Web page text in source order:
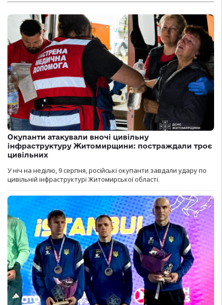
Окупанти атакували вночі цивільну
інфраструктуру Житомирщини: постраждали троє
цивільних
У ніч на неділю, 9 серпня, російські окупанти завдали удару по
цивільній інфраструктурі Житомирської області.